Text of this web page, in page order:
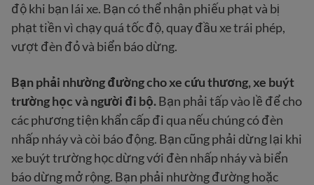
độ khi bạn lái xe. Bạn có thể nhận phiếu phạt và bị
phạt tiền vì chạy quá tốc độ, quay đầu xe trái phép,
vượt đèn đỏ và biển báo dừng.
Bạn phải nhường đường cho xe cứu thương, xe buýt
trường học và người đi bộ.Bạn phải tấp vào lề để cho
các phương tiện khẩn cấp đi qua nếu chúng có đèn
nhấp nháy và còi báo động. Bạn cũng phải dừng lại khi
xe buýt trường học dừng với đèn nhấp nháy và biển
báo dừng mở rộng. Bạn phải nhường đường hoặc